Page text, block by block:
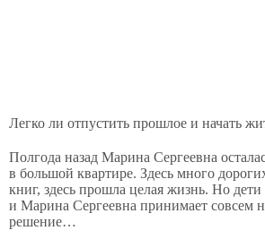
Легко ли отпустить прошлое и начать
Полгода назад Марина Сергеевна
в большой квартире. Здесь много
книг, здесь прошла целая жизнь. Но
и Марина Сергеевна принимает совсем
решение…